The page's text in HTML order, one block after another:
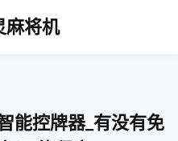
麻将机
能控牌器_有没有免